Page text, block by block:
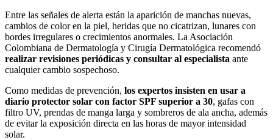
Entre las señales de alerta están la aparición de manchas nuevas,
cambios de color en la piel, heridas que no cicatrizan, lunares con
bordes irregulares o crecimientos anormales. La Asociación
Colombiana de Dermatología y Cirugía Dermatológica recomendó
realizar revisiones periódicas y consultar al especialista ante
cualquier cambio sospechoso.
Como medidas de prevención, los expertos insisten en usar a
diario protector solar con factor SPF superior a 30, gafas con
filtro UV, prendas de manga larga y sombreros de ala ancha, además
de evitar la exposición directa en las horas de mayor intensidad
solar.